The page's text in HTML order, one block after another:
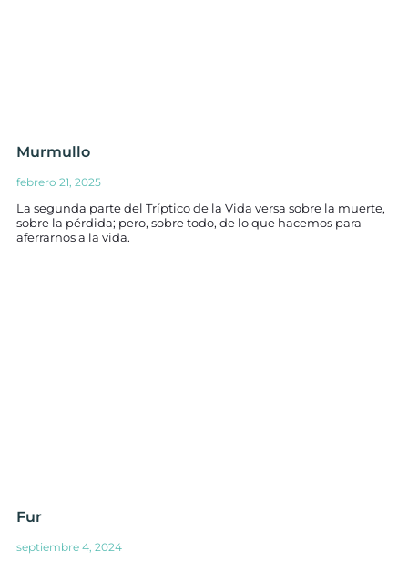
Murmullo
febrero 21, 2025
La segunda parte del Tríptico de la Vida versa sobre la muerte,
sobre la pérdida; pero, sobre todo, de lo que hacemos para
aferrarnos a la vida.
Fur
septiembre 4, 2024